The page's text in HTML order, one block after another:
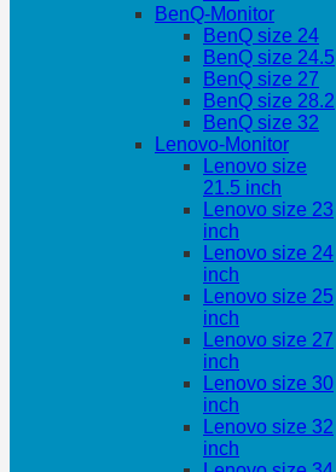
BenQ-Monitor
BenQ size 24
BenQ size 24.5
BenQ size 27
BenQ size 28.2
BenQ size 32
Lenovo-Monitor
Lenovo size
21.5 inch
Lenovo size 23
inch
Lenovo size 24
inch
Lenovo size 25
inch
Lenovo size 27
inch
Lenovo size 30
inch
Lenovo size 32
inch